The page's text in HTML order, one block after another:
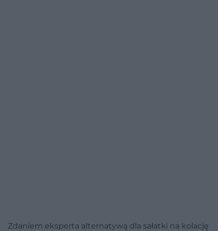
Zdaniem eksperta alternatywą dla sałatki na kolację